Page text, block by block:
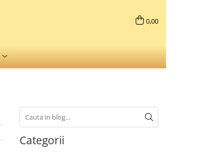
0,00
Categorii